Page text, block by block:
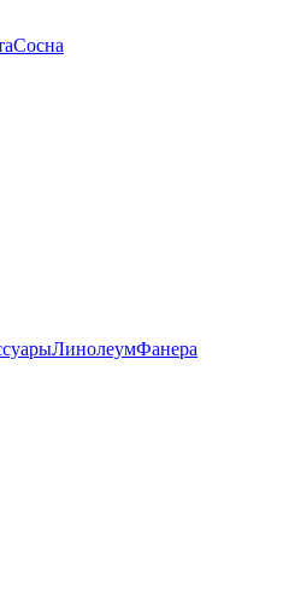
Сосна
ЛинолеумФанера